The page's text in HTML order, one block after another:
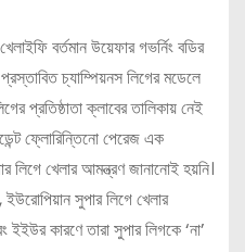
বর্তমান উয়েফার গভর্নিং বডির
চ্যাম্পিয়নস লিগের মডেলে
প্রতিষ্ঠাতা ক্লাবের তালিকায় নেই
ফ্লোরিন্তিনো পেরেজ এক
লিগে খেলার আমন্ত্রণ জানানোই হয়নি।
সুপার লিগে খেলার
কারণে তারা সুপার লিগকে ‘না’